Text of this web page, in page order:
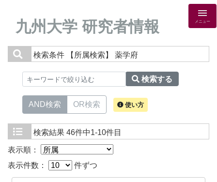
九州大学 研究者情報 メニュー
検索条件 【所属検索】 薬学府
検索する
AND検索 OR検索 使い方
検索結果 46件中1-10件目
表示順：
表示件数：
件ずつ